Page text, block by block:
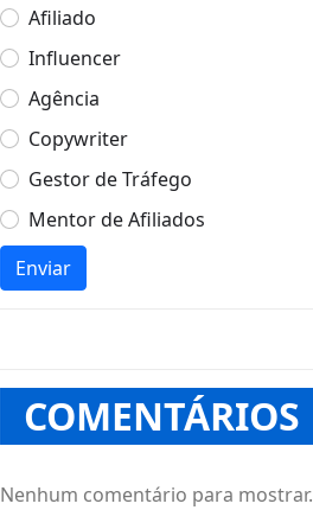
Afiliado
Influencer
Agência
Copywriter
Gestor de Tráfego
Mentor de Afiliados
Enviar
COMENTÁRIOS
Nenhum comentário para mostrar.